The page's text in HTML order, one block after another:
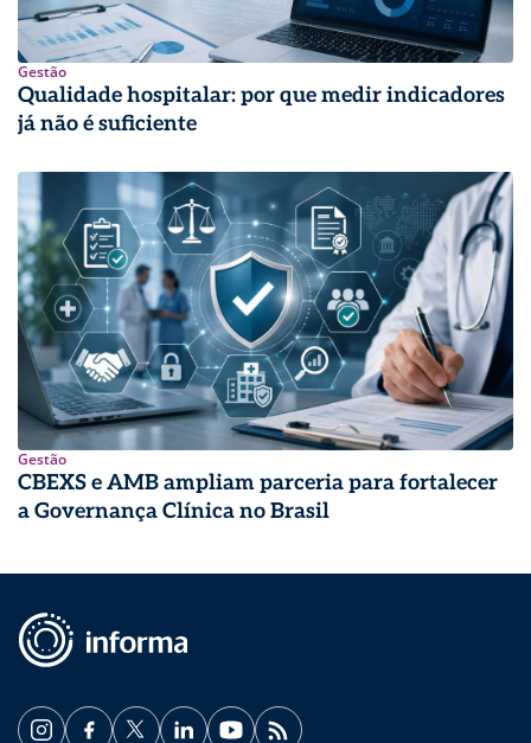
Gestão
Qualidade hospitalar: por que medir indicadores
já não é suficiente
Gestão
CBEXS e AMB ampliam parceria para fortalecer
a Governança Clínica no Brasil